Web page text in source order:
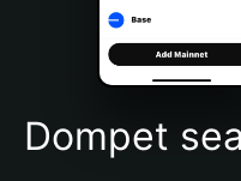
Português (Brasil)
Español (Argentina)
Dompet